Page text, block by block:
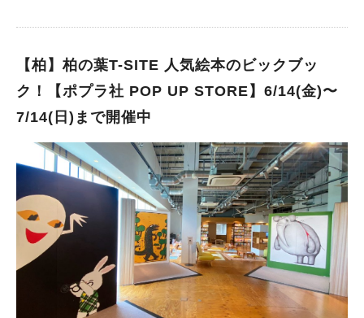
【柏】柏の葉T-SITE 人気絵本のビックブッ
ク！【ポプラ社 POP UP STORE】6/14(金)〜
7/14(日)まで開催中